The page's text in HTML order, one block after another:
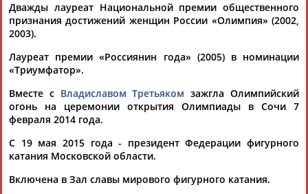
Трехкратная олимпийская чемпионка депутат Госдумы
Ирина Родниназаявила РИА Новости, что фигурным
катанием интересуются больш... ...значительно больше, чем
к другим федерациям", - сказалаРоднина. "У большинства
стран, которые являются...
(Проект: Информационное агентство СТАДИОН
16.04.2026
Олимпийский комитет Латвии рекомендовал спортсменам
на играх Олимпиады в Италии избегать россиян
... Депутат Госдумы и трехкратная олимпийская чемпионка
Ирина Роднина заявила Vseprosport, что в России
"должны...
(Проект: Информационное агентство СТАДИОН
15.01.2026
Дважды лауреат Национальной премии общественного
признания достижений женщин России «Олимпия» (2002,
2003).
Лауреат премии «Россиянин года» (2005) в номинации
«Триумфатор».
Вместе с Владиславом Третьяком зажгла Олимпийский
огонь на церемонии открытия Олимпиады в Сочи 7
февраля 2014 года.
С 19 мая 2015 года - президент Федерации фигурного
катания Московской области.
Включена в Зал славы мирового фигурного катания.